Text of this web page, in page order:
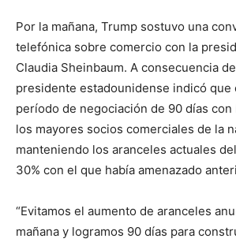
Por la mañana, Trump sostuvo una
telefónica sobre comercio con la
Claudia Sheinbaum. A consecuencia
presidente estadounidense indicó que
período de negociación de 90 días con
los mayores socios comerciales de la
manteniendo los aranceles actuales
30% con el que había amenazado
“Evitamos el aumento de aranceles
mañana y logramos 90 días para